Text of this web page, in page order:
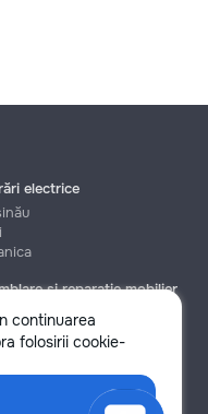
continuarea
folosirii cookie-
electrice
și reparație mobilier